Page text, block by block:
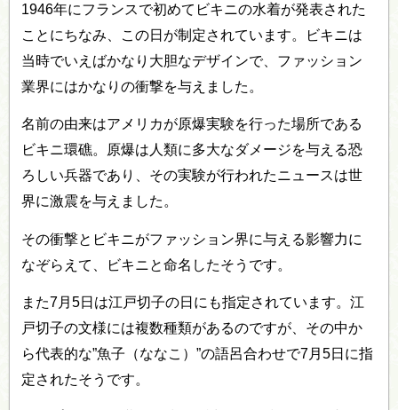
1946年にフランスで初めてビキニの水着が発表された
ことにちなみ、この日が制定されています。ビキニは
当時でいえばかなり大胆なデザインで、ファッション
業界にはかなりの衝撃を与えました。
名前の由来はアメリカが原爆実験を行った場所である
ビキニ環礁。原爆は人類に多大なダメージを与える恐
ろしい兵器であり、その実験が行われたニュースは世
界に激震を与えました。
その衝撃とビキニがファッション界に与える影響力に
なぞらえて、ビキニと命名したそうです。
また7月5日は江戸切子の日にも指定されています。江
戸切子の文様には複数種類があるのですが、その中か
ら代表的な”魚子（ななこ）”の語呂合わせで7月5日に指
定されたそうです。